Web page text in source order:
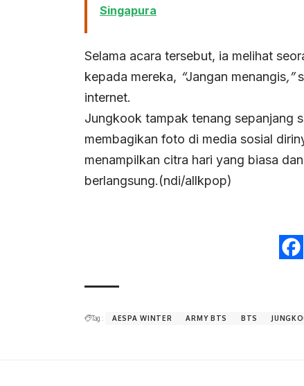
Singapura
Selama acara tersebut, ia melihat
kepada mereka, “Jangan menangis,”
internet.
Jungkook tampak tenang sepanjang
membagikan foto di media sosial
menampilkan citra hari yang biasa
berlangsung.(ndi/allkpop)
Tag : AESPA WINTER ARMY BTS BTS